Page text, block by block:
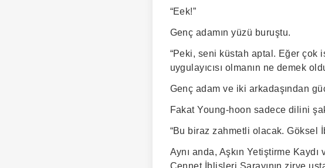
“Eek!”
Genç adamın yüzü buruştu.
“Peki, seni küstah aptal. Eğer çok
uygulayıcısı olmanın ne demek
Genç adam ve iki arkadaşından
Fakat Young-hoon sadece dilini
“Bu biraz zahmetli olacak. Göksel
Aynı anda, Aşkın Yetiştirme
Cennet İblisleri Sarayının zirve